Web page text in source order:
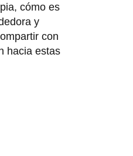
cómo es
y
con
hacia estas